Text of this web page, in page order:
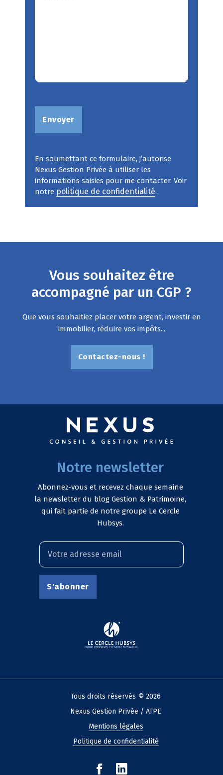
En soumettant ce formulaire, j’autorise
Nexus Gestion Privée à utiliser les
informations saisies pour me contacter. Voir
notre politique de confidentialité.
Vous souhaitez être
accompagné par un CGP ?
Que vous souhaitiez placer votre argent, investir en
immobilier, réduire vos impôts...
Contactez-nous !
Notre newsletter
Abonnez-vous et recevez chaque semaine
la newsletter du blog Gestion & Patrimoine,
qui fait partie de notre groupe Le Cercle
Hubsys.
Tous droits réservés © 2026
Nexus Gestion Privée / ATPE
Mentions légales
Politique de confidentialité